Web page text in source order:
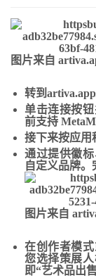
图片来自
转到
单击连接按钮
前支持
接下来按应用
通过提供徽
自定义品牌。
图片来自
在创作者模式
您选择策展
即“艺术品出